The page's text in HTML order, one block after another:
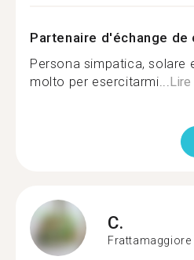
Partenaire d'échange de
Persona simpatica, solare
molto per esercitarmi...Lire
C.
Frattamaggiore